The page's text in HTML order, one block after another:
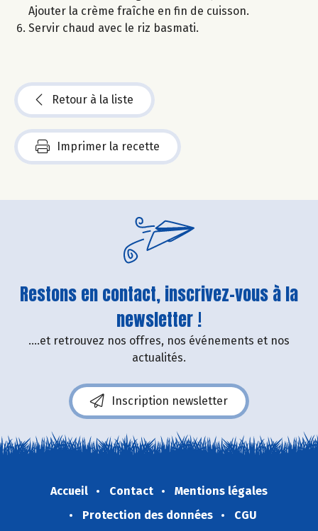
Ajouter la crème fraîche en fin de cuisson.
Servir chaud avec le riz basmati.
Retour à la liste
Imprimer la recette
Restons en contact, inscrivez-vous à la
newsletter !
....et retrouvez nos offres, nos événements et nos
actualités.
Inscription newsletter
Accueil Contact
Mentions légales
Protection des données
CGU